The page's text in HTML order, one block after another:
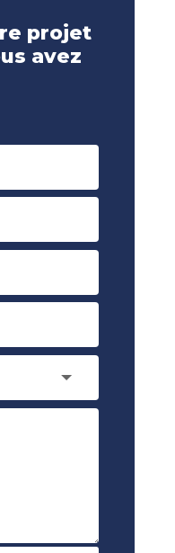
projet
avez